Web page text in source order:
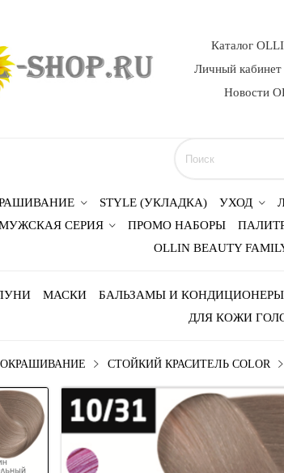
Каталог
Личный кабинет
Новости
STYLE (УКЛАДКА) УХОД
СЕРИЯ
ПРОМО НАБОРЫ
OLLIN BEAUTY
МАСКИ БАЛЬЗАМЫ И КОНДИЦИОНЕРЫ
ДЛЯ КОЖИ
ОКРАШИВАНИЕ СТОЙКИЙ КРАСИТЕЛЬ COLOR